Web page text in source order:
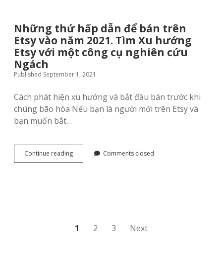
cao
với
cạnh
độ
thấp
các
thị
trường
ngách
theo
tốt
nhất
Những thứ hấp dẫn để bán trên
Etsy vào năm 2021. Tìm Xu hướng
Etsy với một công cụ nghiên cứu
Ngách
Published September 1, 2021
Cách phát hiện xu hướng và bắt đầu bán trước khi
chúng bão hòa Nếu bạn là người mới trên Etsy và
bạn muốn bắt…
Continue readingNhững
thứ
vào
năm
Comments closed
1 2 3 Next